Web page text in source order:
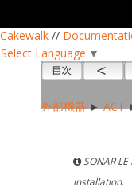
Cakewalk //
Select Language ▼
外部機器►ACT
SONAR
installation.